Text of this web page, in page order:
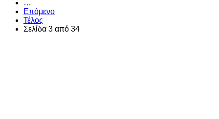
…
Επόμενο
Τέλος
Σελίδα 3 από 34